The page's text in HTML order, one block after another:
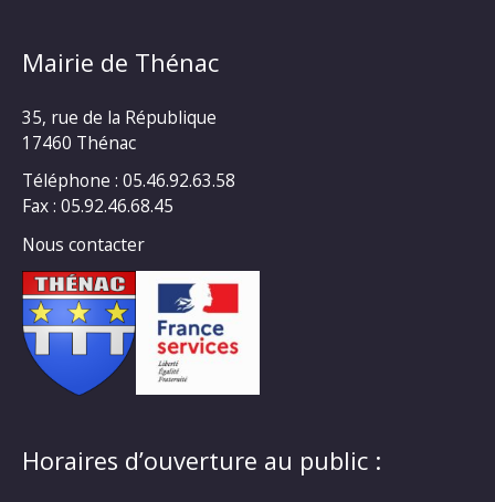
Mairie de Thénac
35, rue de la République
17460 Thénac
Téléphone : 05.46.92.63.58
Fax : 05.92.46.68.45
Nous contacter
Horaires d’ouverture au public :